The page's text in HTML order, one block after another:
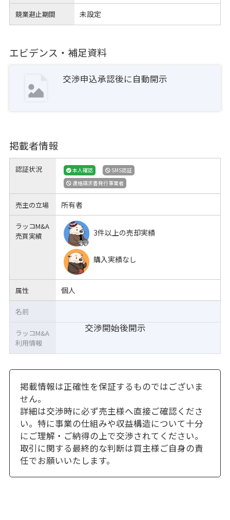
競業避止期間 未設定
エビデンス・補足資料
交渉申込承認後に自動開示
掲載者情報
認証状況 本人確認
SMS認証
適格請求書発行事業者
売主の立場 所有者
ラッコM&A
売買実績
3件以上の売却実績
購入実績なし
属性 個人
交渉開始後開示
名前
ラッコM&A
利用情報
掲載情報は正確性を保証するものではございま
せん。
詳細は交渉時に必ず売主様へ直接ご確認くださ
い。特に事業の仕組みや収益構造について十分
にご理解・ご納得の上で交渉されてください。
取引に関する最終的な判断は買主様ご自身の責
任でお願いいたします。